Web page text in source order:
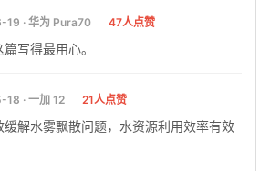
· 华为 Pura70 47人点赞
写得最用心。
· 一加 12 21人点赞
缓解水雾飘散问题，水资源利用效率有效